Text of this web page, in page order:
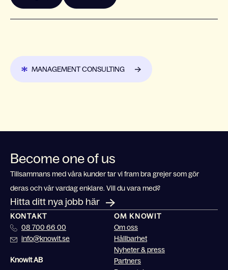
MANAGEMENT CONSULTING
Become one of us
Tillsammans med våra kunder tar vi fram bra grejer som gör
deras och vår vardag enklare. Vill du vara med?
Hitta ditt nya jobb här
KONTAKT
08 700 66 00
info@knowit.se
Knowit AB
OM KNOWIT
Om oss
Hållbarhet
Nyheter & press
Partners